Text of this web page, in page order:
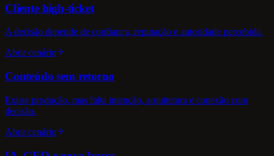
Cliente high-ticket
A decisão depende de confiança, reputação e autoridade percebida.
Abrir cenário
Conteúdo sem retorno
Existe produção, mas falta intenção, arquitetura e conexão com
decisão.
Abrir cenário